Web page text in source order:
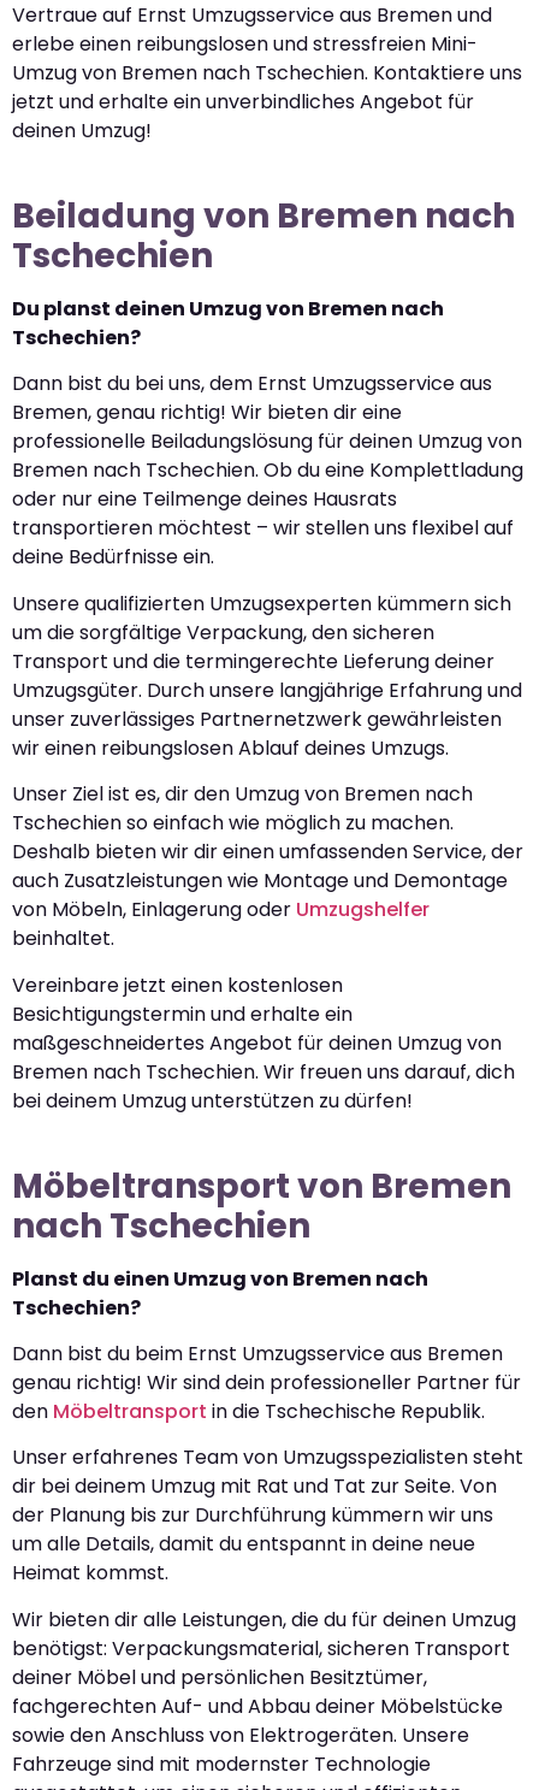
Vertraue auf Ernst Umzugsservice aus Bremen und
erlebe einen reibungslosen und stressfreien Mini-
Umzug von Bremen nach Tschechien. Kontaktiere uns
jetzt und erhalte ein unverbindliches Angebot für
deinen Umzug!
Beiladung von Bremen nach
Tschechien
Du planst deinen Umzug von Bremen nach
Tschechien?
Dann bist du bei uns, dem Ernst Umzugsservice aus
Bremen, genau richtig! Wir bieten dir eine
professionelle Beiladungslösung für deinen Umzug von
Bremen nach Tschechien. Ob du eine Komplettladung
oder nur eine Teilmenge deines Hausrats
transportieren möchtest – wir stellen uns flexibel auf
deine Bedürfnisse ein.
Unsere qualifizierten Umzugsexperten kümmern sich
um die sorgfältige Verpackung, den sicheren
Transport und die termingerechte Lieferung deiner
Umzugsgüter. Durch unsere langjährige Erfahrung und
unser zuverlässiges Partnernetzwerk gewährleisten
wir einen reibungslosen Ablauf deines Umzugs.
Unser Ziel ist es, dir den Umzug von Bremen nach
Tschechien so einfach wie möglich zu machen.
Deshalb bieten wir dir einen umfassenden Service, der
auch Zusatzleistungen wie Montage und Demontage
von Möbeln, Einlagerung oder Umzugshelfer
beinhaltet.
Vereinbare jetzt einen kostenlosen
Besichtigungstermin und erhalte ein
maßgeschneidertes Angebot für deinen Umzug von
Bremen nach Tschechien. Wir freuen uns darauf, dich
bei deinem Umzug unterstützen zu dürfen!
Möbeltransport von Bremen
nach Tschechien
Planst du einen Umzug von Bremen nach
Tschechien?
Dann bist du beim Ernst Umzugsservice aus Bremen
genau richtig! Wir sind dein professioneller Partner für
den Möbeltransport in die Tschechische Republik.
Unser erfahrenes Team von Umzugsspezialisten steht
dir bei deinem Umzug mit Rat und Tat zur Seite. Von
der Planung bis zur Durchführung kümmern wir uns
um alle Details, damit du entspannt in deine neue
Heimat kommst.
Wir bieten dir alle Leistungen, die du für deinen Umzug
benötigst: Verpackungsmaterial, sicheren Transport
deiner Möbel und persönlichen Besitztümer,
fachgerechten Auf- und Abbau deiner Möbelstücke
sowie den Anschluss von Elektrogeräten. Unsere
Fahrzeuge sind mit modernster Technologie